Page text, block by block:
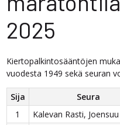
2025
Kiertopalkintosääntöjen
vuodesta 1949 sekä seuran
Sija Seura
1
Kalevan Rasti, Joensuu